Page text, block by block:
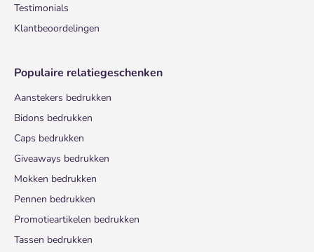
Testimonials
Klantbeoordelingen
Populaire relatiegeschenken
Aanstekers bedrukken
Bidons bedrukken
Caps bedrukken
Giveaways bedrukken
Mokken bedrukken
Pennen bedrukken
Promotieartikelen bedrukken
Tassen bedrukken